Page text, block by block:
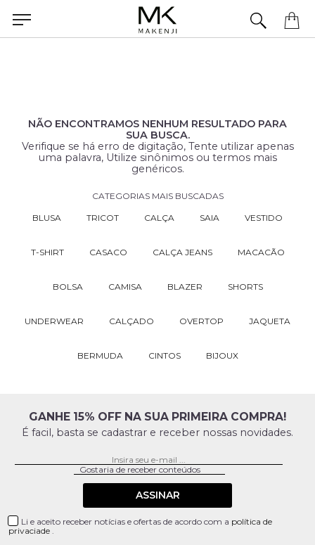
NÃO ENCONTRAMOS NENHUM RESULTADO PARA
SUA BUSCA.
Verifique se há erro de digitação, Tente utilizar apenas
uma palavra, Utilize sinônimos ou termos mais
genéricos.
CATEGORIAS MAIS BUSCADAS
BLUSA TRICOT CALÇA SAIA VESTIDO
T-SHIRT CASACO CALÇA JEANS MACACÃO
BOLSA CAMISA BLAZER SHORTS
UNDERWEAR CALÇADO OVERTOP JAQUETA
BERMUDA CINTOS BIJOUX
GANHE 15% OFF NA SUA PRIMEIRA COMPRA!
É facil, basta se cadastrar e receber nossas novidades.
ASSINAR
Li e aceito receber notícias e ofertas de acordo com a política de
privaciade